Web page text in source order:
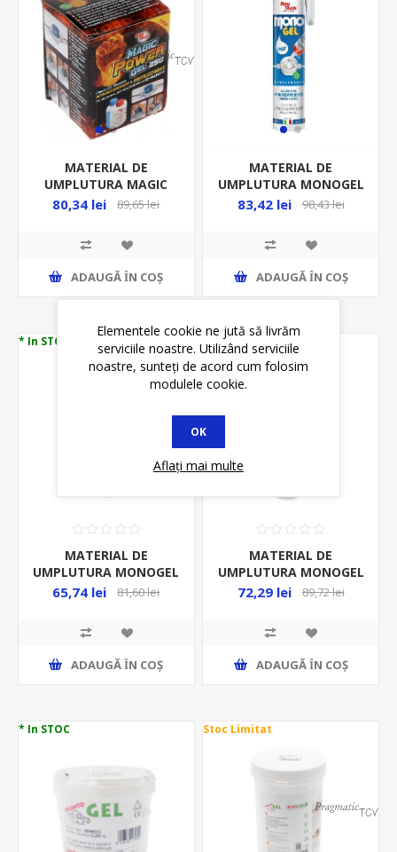
MATERIAL DE
UMPLUTURA MAGIC
POWER GEL
80,34 lei 89,65 lei
ADAUGĂ ȊN COŞ
MATERIAL DE
UMPLUTURA MONOGEL
300ML/TUB 44-
83,42 lei 98,43 lei
ADAUGĂ ȊN COŞ
* In STOC
MATERIAL DE
UMPLUTURA MONOGEL
250ML/TUB
65,74 lei 81,60 lei
ADAUGĂ ȊN COŞ
* In STOC
MATERIAL DE
UMPLUTURA MONOGEL
280ML/TUB
72,29 lei 89,72 lei
ADAUGĂ ȊN COŞ
* In STOC Stoc Limitat
Elementele cookie ne jută să livrăm
serviciile noastre. Utilizând serviciile
noastre, sunteți de acord cum folosim
modulele cookie.
OK
Aflați mai multe